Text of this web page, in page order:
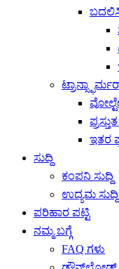
ಇತರ
ಸುದ್ದಿ
ಕಂಪನಿ ಸುದ್ದಿ
ಉದ್ಯಮ ಸುದ್ದಿ
ಪರಿಹಾರ ಪಟ್ಟಿ
ನಮ್ಮ ಬಗ್ಗೆ
FAQ ಗಳು